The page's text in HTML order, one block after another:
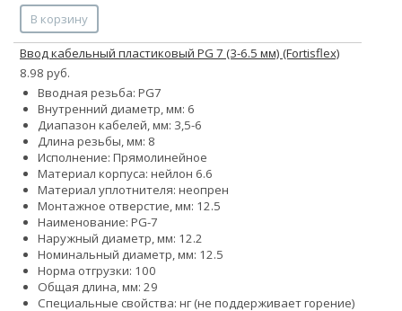
В корзину
Ввод кабельный пластиковый PG 7 (3-6.5 мм) (Fortisflex)
8.98 руб.
Вводная резьба: PG7
Внутренний диаметр, мм: 6
Диапазон кабелей, мм: 3,5-6
Длина резьбы, мм: 8
Исполнение: Прямолинейное
Материал корпуса: нейлон 6.6
Материал уплотнителя: неопрен
Монтажное отверстие, мм: 12.5
Наименование: PG-7
Наружный диаметр, мм: 12.2
Номинальный диаметр, мм: 12.5
Норма отгрузки: 100
Общая длина, мм: 29
Специальные свойства: нг (не поддерживает горение)